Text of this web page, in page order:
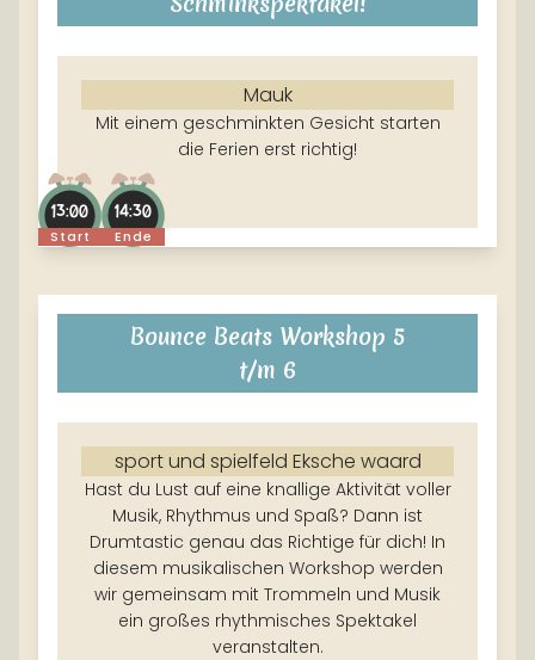
Mauk
Mit einem geschminkten Gesicht starten
die Ferien erst richtig!
Start
13:00
Ende
14:30
Bounce Beats Workshop 5
t/m 6
sport und spielfeld Eksche waard
Hast du Lust auf eine knallige Aktivität voller
Musik, Rhythmus und Spaß? Dann ist
Drumtastic genau das Richtige für dich! In
diesem musikalischen Workshop werden
wir gemeinsam mit Trommeln und Musik
ein großes rhythmisches Spektakel
veranstalten.